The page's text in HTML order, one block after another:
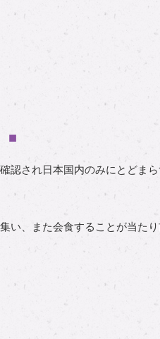
■
認され日本国内のみにとどま
い、また会食することが当た